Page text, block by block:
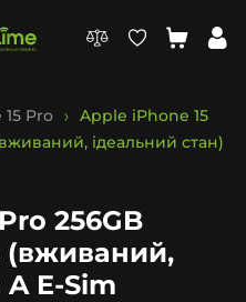
Pro
Apple iPhone 15
ідеальний стан)
256GB
(вживаний,
E-Sim